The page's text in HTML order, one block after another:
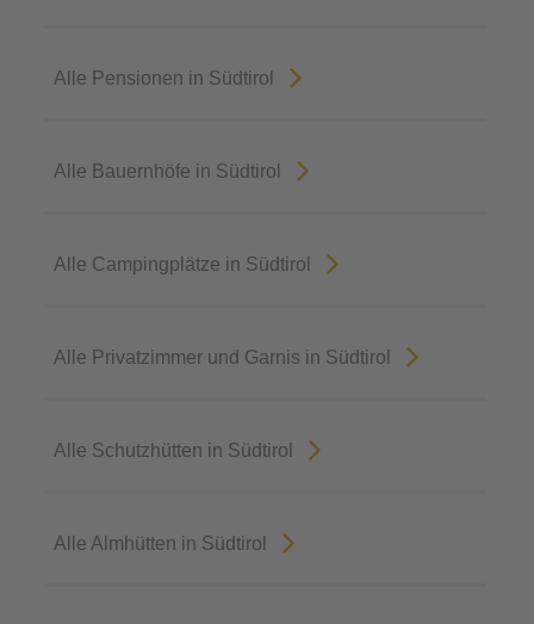
Alle Pensionen in Südtirol
Alle Bauernhöfe in Südtirol
Alle Campingplätze in Südtirol
Alle Privatzimmer und Garnis in Südtirol
Alle Schutzhütten in Südtirol
Alle Almhütten in Südtirol